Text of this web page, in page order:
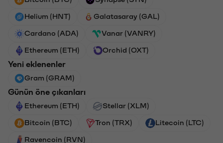
Helium (HNT) Galatasaray (GAL)
Cardano (ADA) Vanar (VANRY)
Ethereum (ETH) Orchid (OXT)
Yeni eklenenler
Gram (GRAM)
Günün öne çıkanları
Ethereum (ETH) Stellar (XLM)
Bitcoin (BTC) Tron (TRX) Litecoin (LTC)
Ravencoin (RVN)